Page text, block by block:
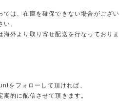
ては、在庫を確保できない場合がござい
。
海外より取り寄せ配送を行なっておりま
フォローして頂ければ、
的に配信させて頂きます。